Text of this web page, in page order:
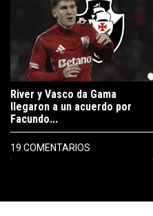
River y Vasco da Gama
llegaron a un acuerdo por
Facundo...
19 COMENTARIOS